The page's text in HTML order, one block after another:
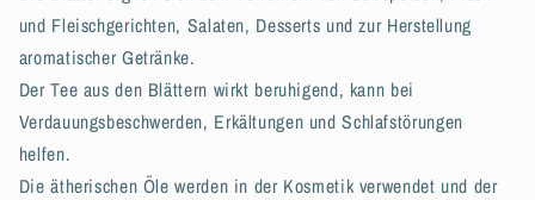
und Fleischgerichten, Salaten, Desserts und zur Herstellung
aromatischer Getränke.
Der Tee aus den Blättern wirkt beruhigend, kann bei
Verdauungsbeschwerden, Erkältungen und Schlafstörungen
helfen.
Die ätherischen Öle werden in der Kosmetik verwendet und der